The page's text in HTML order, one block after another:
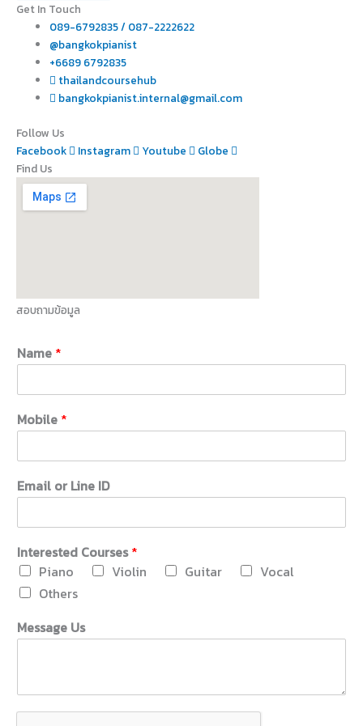
Get In Touch
089-6792835 / 087-2222622
@bangkokpianist
+6689 6792835
thailandcoursehub
bangkokpianist.internal@gmail.com
Follow Us
Facebook
Instagram Youtube
Globe
Find Us
สอบถามข้อมูล
Name *
Mobile *
I
D
o
i
l
e
n
t
Email or Line ID
Interested Courses*
Piano
Violin Guitar
Vocal
Others
Message Us